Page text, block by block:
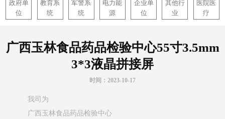
政府单
位
教育系
统
军警系
统
电力能
源
企业单
位
其他行
业
医院医
疗
广西玉林食品药品检验中心55寸3.5mm
3*3液晶拼接屏
时间：2023-10-17
我司为
广西玉林食品药品检验中心